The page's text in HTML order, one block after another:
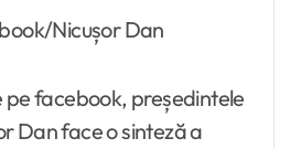
Nicușor Dan
facebook, președintele
Dan face o sinteză a